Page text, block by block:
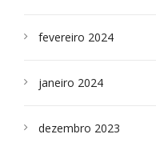
fevereiro 2024
janeiro 2024
dezembro 2023